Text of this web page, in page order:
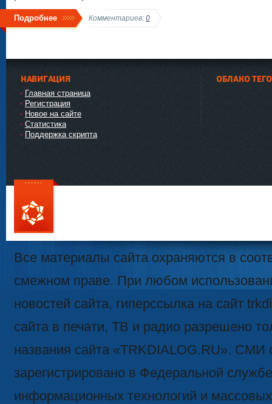
Подробнее Комментариев: 0
НАВИГАЦИЯ
Главная страница
Регистрация
Новое на сайте
Статистика
Поддержка скрипта
ОБЛАКО
111
Все материалы сайта охраняются в
смежном праве. При любом
новостей сайта, гиперссылка на сайт
сайта в печати, ТВ и радио разрешено
названия сайта «TRKDIALOG.RU». СМИ
зарегистрировано в Федеральной
информационных технологий и